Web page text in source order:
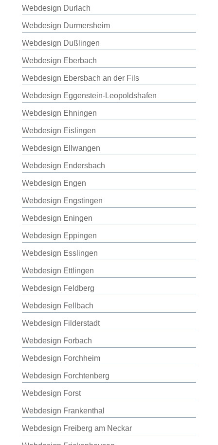
Webdesign Durlach
Webdesign Durmersheim
Webdesign Dußlingen
Webdesign Eberbach
Webdesign Ebersbach an der Fils
Webdesign Eggenstein-Leopoldshafen
Webdesign Ehningen
Webdesign Eislingen
Webdesign Ellwangen
Webdesign Endersbach
Webdesign Engen
Webdesign Engstingen
Webdesign Eningen
Webdesign Eppingen
Webdesign Esslingen
Webdesign Ettlingen
Webdesign Feldberg
Webdesign Fellbach
Webdesign Filderstadt
Webdesign Forbach
Webdesign Forchheim
Webdesign Forchtenberg
Webdesign Forst
Webdesign Frankenthal
Webdesign Freiberg am Neckar